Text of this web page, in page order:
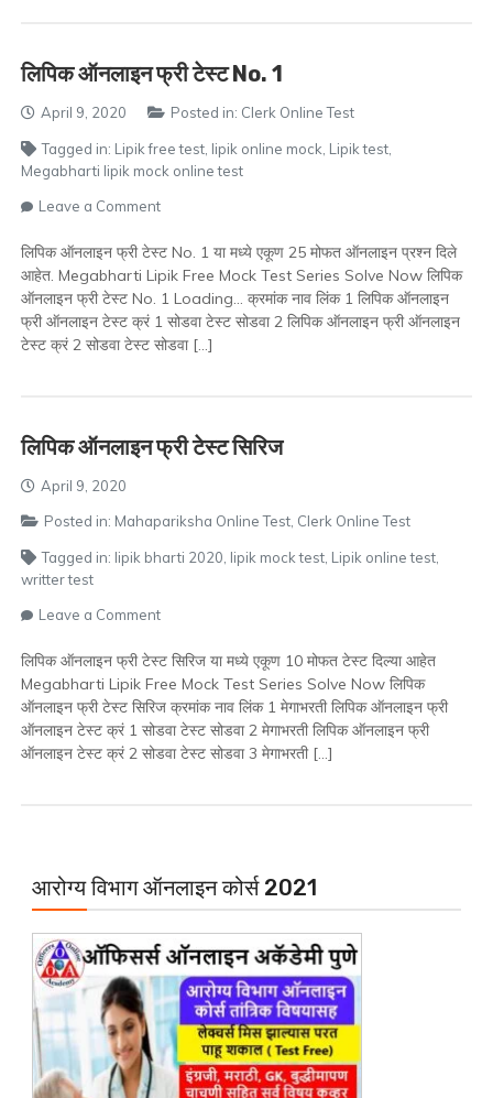
लिपिक ऑनलाइन फ्री टेस्ट No. 1
April 9, 2020 Posted in: Clerk Online Test
Tagged in: Lipik free test, lipik online mock, Lipik test,
Megabharti lipik mock online test
Leave a Commenton
ऑनलाइन
फ्री
टेस्ट
No.
1
लिपिक ऑनलाइन फ्री टेस्ट No. 1 या मध्ये एकूण 25 मोफत ऑनलाइन प्रश्न दिले
आहेत. Megabharti Lipik Free Mock Test Series Solve Now लिपिक
ऑनलाइन फ्री टेस्ट No. 1 Loading… क्रमांक नाव लिंक 1 लिपिक ऑनलाइन
फ्री ऑनलाइन टेस्ट क्रं 1 सोडवा टेस्ट सोडवा 2 लिपिक ऑनलाइन फ्री ऑनलाइन
टेस्ट क्रं 2 सोडवा टेस्ट सोडवा […]
लिपिक ऑनलाइन फ्री टेस्ट सिरिज
April 9, 2020
Posted in: Mahapariksha Online Test, Clerk Online Test
Tagged in: lipik bharti 2020, lipik mock test, Lipik online test,
writter test
Leave a Commenton
ऑनलाइन
सिरिज
लिपिक ऑनलाइन फ्री टेस्ट सिरिज या मध्ये एकूण 10 मोफत टेस्ट दिल्या आहेत
Megabharti Lipik Free Mock Test Series Solve Now लिपिक
ऑनलाइन फ्री टेस्ट सिरिज क्रमांक नाव लिंक 1 मेगाभरती लिपिक ऑनलाइन फ्री
ऑनलाइन टेस्ट क्रं 1 सोडवा टेस्ट सोडवा 2 मेगाभरती लिपिक ऑनलाइन फ्री
ऑनलाइन टेस्ट क्रं 2 सोडवा टेस्ट सोडवा 3 मेगाभरती […]
आरोग्य विभाग ऑनलाइन कोर्स 2021